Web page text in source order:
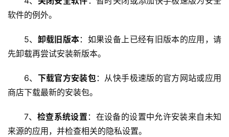
安
l
u
维
软件的例外。
5、 卸载旧版本：如果设备上已经有旧版本的应用，请
先卸载再尝试安装新版本。
6、 下载官方安装包：从快手极速版的官方网站或应用
商店下载最新的安装包。
7、 检查系统设置 ：在设备的设置中允许安装来自未知
来源的应用，并检查相关的隐私设置。